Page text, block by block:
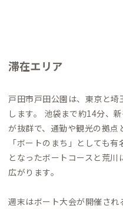
滞在エリア
戸田市戸田公園は、東京と
します。 池袋まで約14分、
が抜群で、通勤や観光の拠点
「ボートのまち」としても
となったボートコースと荒
広がります。
週末はボート大会が開催さ